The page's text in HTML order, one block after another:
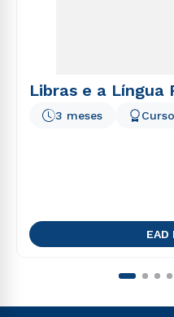
Libras e a Língua
3 meses